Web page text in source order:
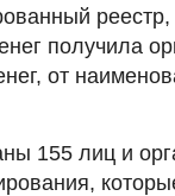
реестр,
получила
от
155 лиц и